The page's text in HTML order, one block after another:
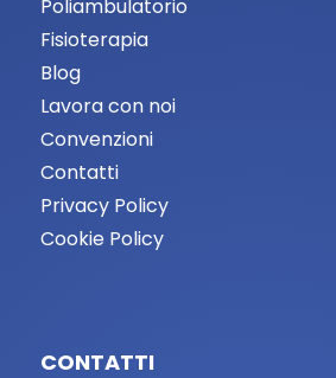
Poliambulatorio
Fisioterapia
Blog
Lavora con noi
Convenzioni
Contatti
Privacy Policy
Cookie Policy
CONTATTI